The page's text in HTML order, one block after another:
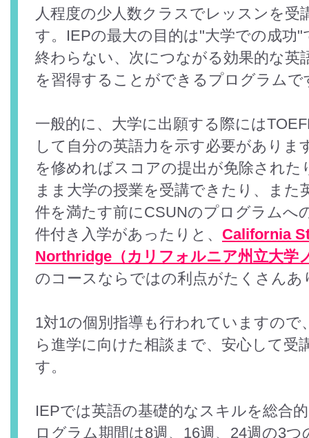
人程度の少人数クラスでレッスンを受
す。IEPの最大の目的は"大学での成功
終わらない、次につながる効果的な英
を習得することができるプログラムで
一般的に、大学に出願する際には
して自分の英語力を示す必要がありま
を修めればスコアの提出が免除された
まま大学の授業を受講できたり、また
件を満たす前にCSUNのプログラムへ
件付き入学があったりと、 California
Northridge（カリフォルニア州立大学
のコースならではの利点がたくさんあ
1対1の個別指導も行われていますので
ら進学に向けた相談まで、安心して受
す。
IEPでは英語の基礎的なスキルを総合
ログラム期間は8週、16週、24週の3